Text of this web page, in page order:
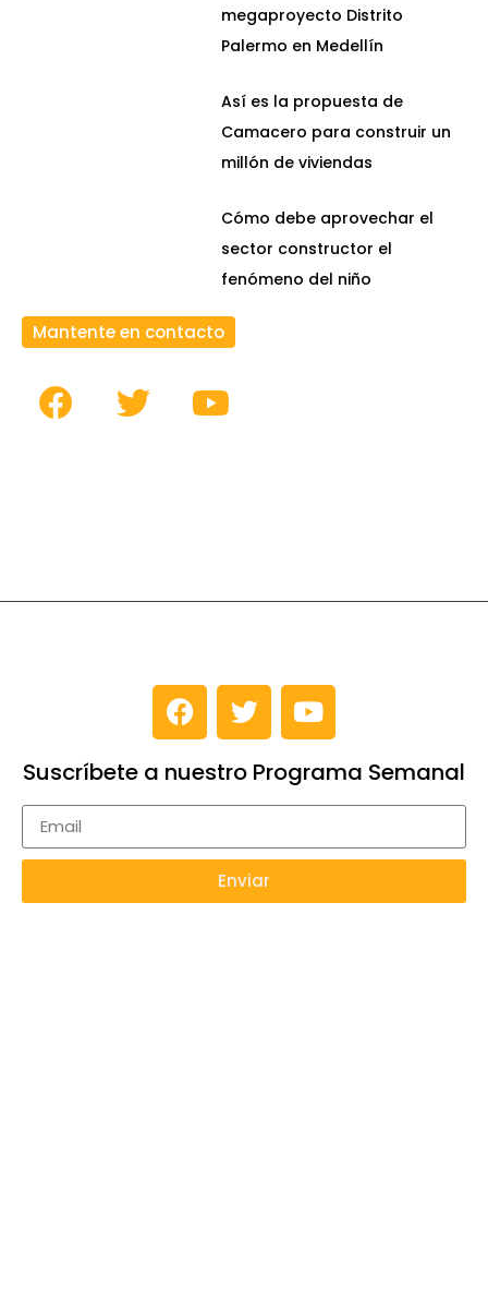
megaproyecto Distrito
Palermo en Medellín
Así es la propuesta de
Camacero para construir un
millón de viviendas
Cómo debe aprovechar el
sector constructor el
fenómeno del niño
Mantente en contacto
Suscríbete a nuestro Programa Semanal
Enviar